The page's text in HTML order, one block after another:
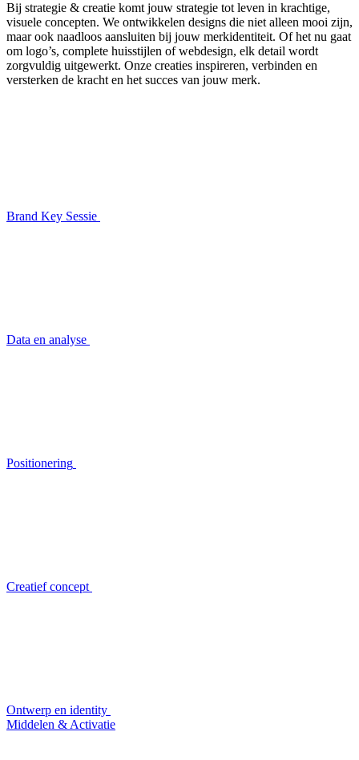
Bij strategie & creatie komt jouw strategie tot leven in krachtige,
visuele concepten. We ontwikkelen designs die niet alleen mooi zijn,
maar ook naadloos aansluiten bij jouw merkidentiteit. Of het nu gaat
om logo’s, complete huisstijlen of webdesign, elk detail wordt
zorgvuldig uitgewerkt. Onze creaties inspireren, verbinden en
versterken de kracht en het succes van jouw merk.
Brand Key Sessie
Data en analyse
Positionering
Creatief concept
Ontwerp en identity
Middelen & Activatie